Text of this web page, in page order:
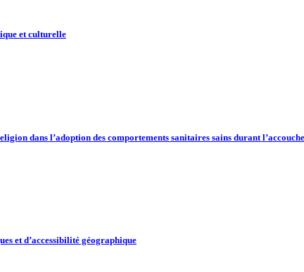
et culturelle
dans l’adoption des comportements sanitaires sains durant
et d’accessibilité géographique